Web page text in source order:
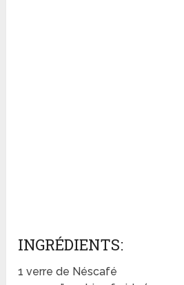
INGRÉDIENTS:
1 verre de Néscafé